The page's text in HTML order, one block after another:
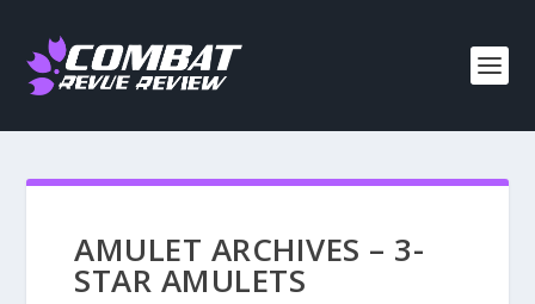
AMULET ARCHIVES – 3-
STAR AMULETS